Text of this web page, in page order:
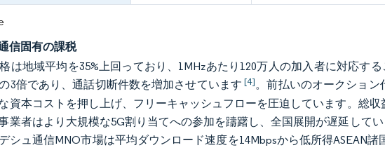
信固有の課税
は地域平均を35%上回っており、1MHzあたり120万人の加入者に対応す
3倍であり、通話切断件数を増加させています[4]。前払いのオークション
資本コストを押し上げ、フリーキャッシュフローを圧迫しています。総収
業者はより大規模な5G割り当てへの参加を躊躇し、全国展開が遅延して
シュ通信MNO市場は平均ダウンロード速度を14Mbpsから低所得ASEAN諸